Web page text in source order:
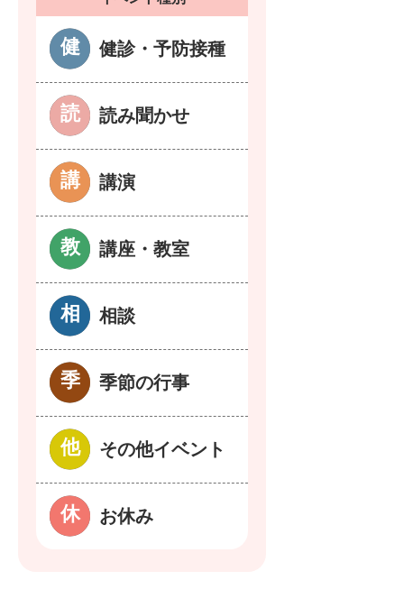
健診・予防接種
読み聞かせ
講演
講座・教室
相談
季節の行事
その他イベント
お休み